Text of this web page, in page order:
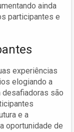
ainda
participantes e
experiências
elogiando a
desafiadoras são
e a
oportunidade de